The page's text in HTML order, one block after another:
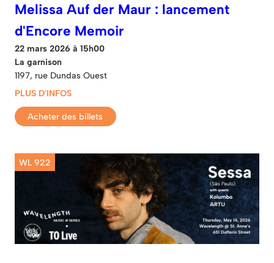
Melissa Auf der Maur : lancement
d'Encore Memoir
22 mars 2026 à 15h00
La garnison
1197, rue Dundas Ouest
PLUS D'INFOS
Acheter des billets
WL 922